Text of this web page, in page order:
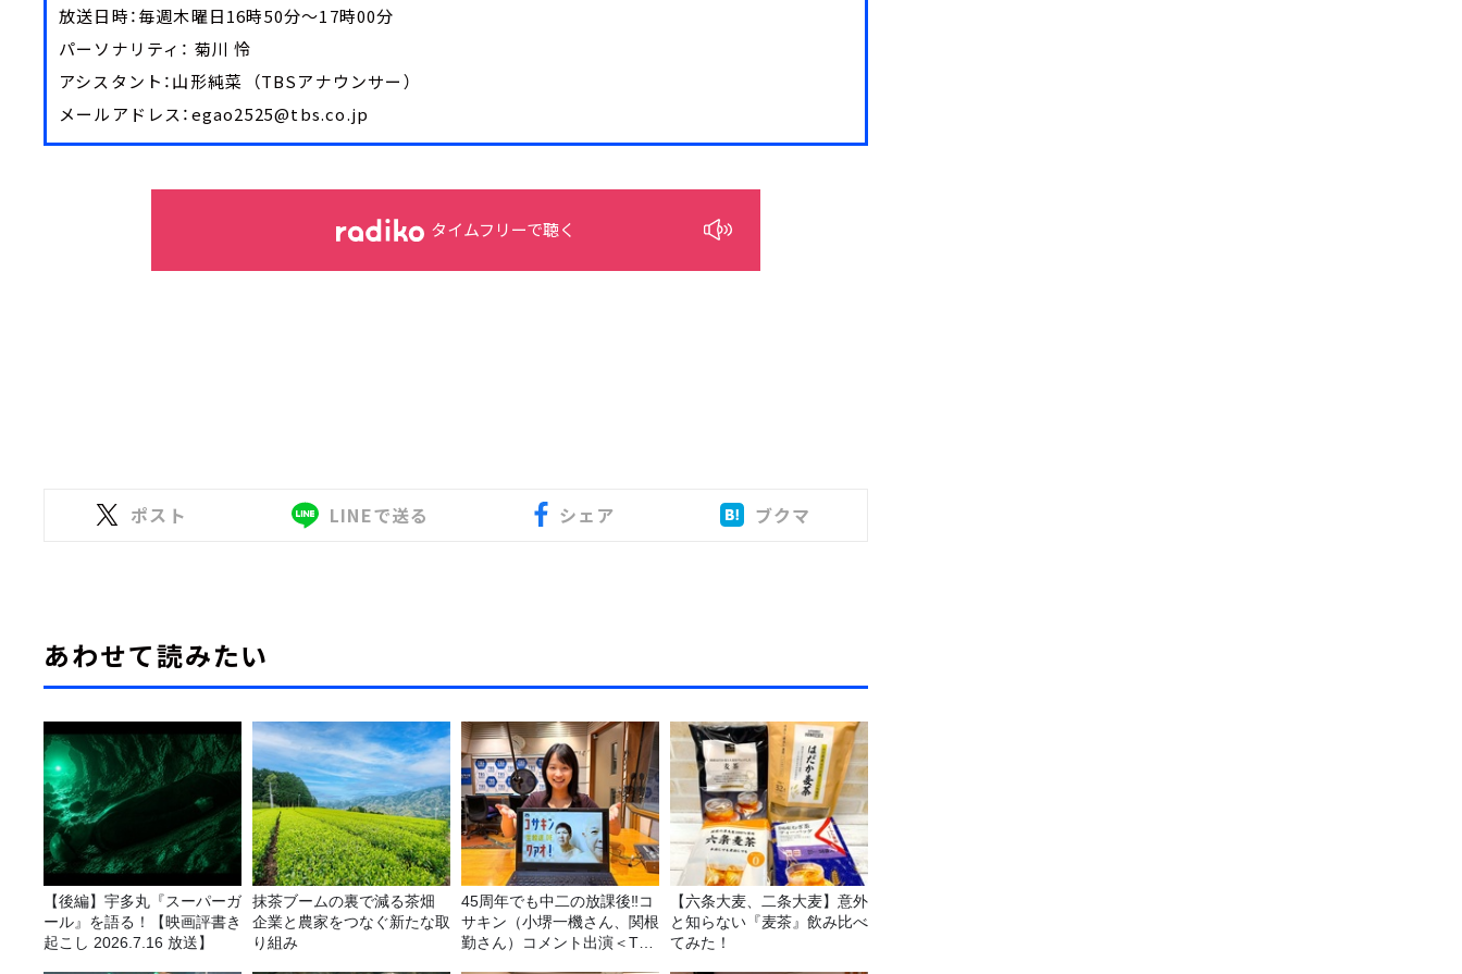
放送日時：毎週木曜日16時50分～17時00分
パーソナリティ： 菊川 怜
アシスタント：山形純菜 （TBSアナウンサー）
メールアドレス：egao2525@tbs.co.jp
タイムフリーで聴く
ポスト LINEで送る シェア ブクマ
あわせて読みたい
【後編】宇多丸『スーパーガ
ール』を語る！【映画評書き
起こし 2026.7.16 放送】
抹茶ブームの裏で減る茶畑
企業と農家をつなぐ新たな取
り組み
45周年でも中二の放課後‼コ
サキン（小堺一機さん、関根
勤さん）コメント出演＜TBS
【六条大麦、二条大麦】意外
と知らない『麦茶』飲み比べ
てみた！